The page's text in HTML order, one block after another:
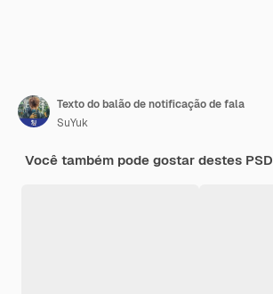
Texto do balão de notificação de fala
SuYuk
Você também pode gostar destes PSD